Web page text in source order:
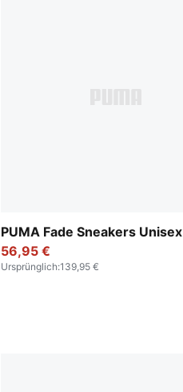
PUMA Fade Sneakers Unisex
56,95 €
Ursprünglich:139,95 €